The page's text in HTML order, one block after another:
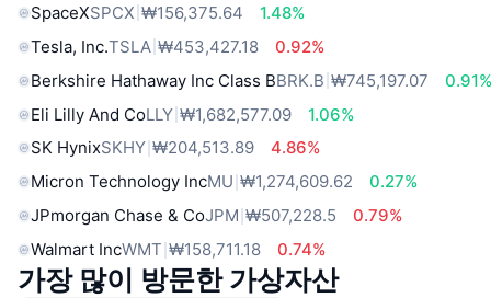
SpaceXSPCX ₩156,375.64
1.48%
Tesla, Inc.TSLA ₩453,427.18
0.92%
Berkshire Hathaway Inc Class BBRK.B ₩745,197.07
Eli Lilly And CoLLY ₩1,682,577.09
1.06%
SK HynixSKHY ₩204,513.89
4.86%
Micron Technology IncMU ₩1,274,609.62
0.27%
JPmorgan Chase & CoJPM ₩507,228.5
0.79%
Walmart IncWMT ₩158,711.18 0.74%
가장 많이 방문한 가상자산